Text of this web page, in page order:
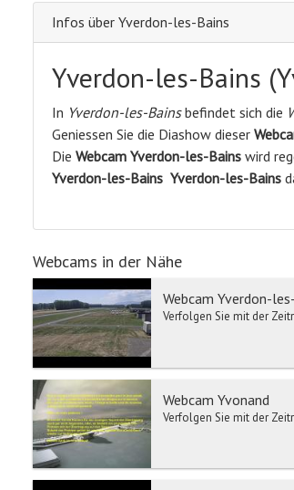
Infos über Yverdon-les-Bains
Yverdon-les-Bains
In Yverdon-les-Bainsbefindet sich die
Geniessen Sie die Diashow dieser
Die Webcam Yverdon-les-Bains wird
Yverdon-les-Bains Yverdon-les-Bains
Webcams in der Nähe
Webcam Yverdon-
Verfolgen Sie mit der
Webcam Yvonand
Verfolgen Sie mit der